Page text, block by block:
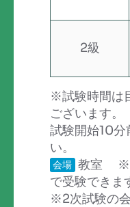
2級
※試験時間は
ございます。
試験開始10分
い。
会場 教室 ※3
で受験できま
※2次試験の会